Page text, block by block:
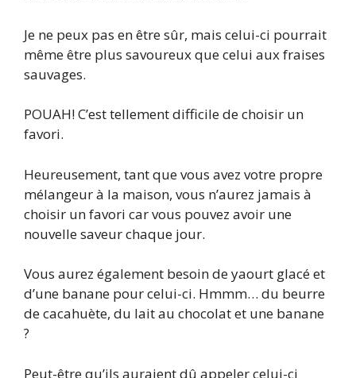
Je ne peux pas en être sûr, mais celui-ci pourrait
même être plus savoureux que celui aux fraises
sauvages.
POUAH! C’est tellement difficile de choisir un
favori.
Heureusement, tant que vous avez votre propre
mélangeur à la maison, vous n’aurez jamais à
choisir un favori car vous pouvez avoir une
nouvelle saveur chaque jour.
Vous aurez également besoin de yaourt glacé et
d’une banane pour celui-ci. Hmmm… du beurre
de cacahuète, du lait au chocolat et une banane
?
Peut-être qu’ils auraient dû appeler celui-ci